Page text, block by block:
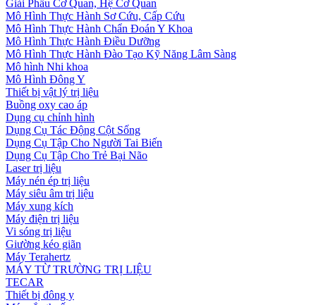
Giải Phẫu Cơ Quan, Hệ Cơ Quan
Mô Hình Thực Hành Sơ Cứu, Cấp Cứu
Mô Hình Thực Hành Chẩn Đoán Y Khoa
Mô Hình Thực Hành Điều Dưỡng
Mô Hình Thực Hành Đào Tạo Kỹ Năng Lâm Sàng
Mô hình Nhi khoa
Mô Hình Đông Y
Thiết bị vật lý trị liệu
Buồng oxy cao áp
Dụng cụ chỉnh hình
Dụng Cụ Tác Động Cột Sống
Dụng Cụ Tập Cho Người Tai Biến
Dụng Cụ Tập Cho Trẻ Bại Não
Laser trị liệu
Máy nén ép trị liệu
Máy siêu âm trị liệu
Máy xung kích
Máy điện trị liệu
Vi sóng trị liệu
Giường kéo giãn
Máy Terahertz
MÁY TỪ TRƯỜNG TRỊ LIỆU
TECAR
Thiết bị đông y